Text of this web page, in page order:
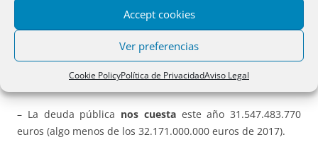
Accept cookies
Ver preferencias
Cookie PolicyPolítica de PrivacidadAviso Legal
– Se fija el límite de la cuantía de los recursos ajenos del
Fondo de Reestructuración Ordenada Bancaria (FROB) en
este ejercicio a 15.439.260 miles de euros (18.465.216,00
en 2017, 19.916.826 en 2016, 17.891.000 en 2015 y
63.500.000 en 2014).
– La deuda pública nos cuestaeste año 31.547.483.770
euros (algo menos de los 32.171.000.000 euros de 2017).